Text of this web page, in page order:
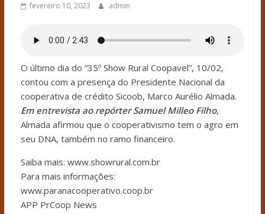
fevereiro 10, 2023 admin
O último dia do “35º Show Rural Coopavel”, 10/02,
contou com a presença do Presidente Nacional da
cooperativa de crédito Sicoob, Marco Aurélio Almada.
Em entrevista ao repórter Samuel Milleo Filho,
Almada afirmou que o cooperativismo tem o agro em
seu DNA, também no ramo financeiro.
Saiba mais: www.showrural.com.br
Para mais informações:
www.paranacooperativo.coop.br
APP PrCoop News